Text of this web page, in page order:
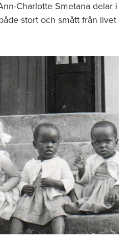
Charlotte Smetana delar i
stort och smått från livet